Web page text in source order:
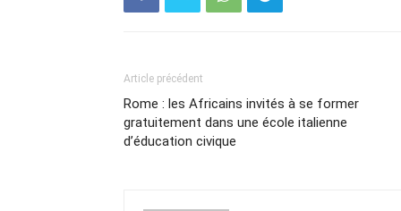
Article précédent
Rome : les Africains invités à se former
gratuitement dans une école italienne
d’éducation civique